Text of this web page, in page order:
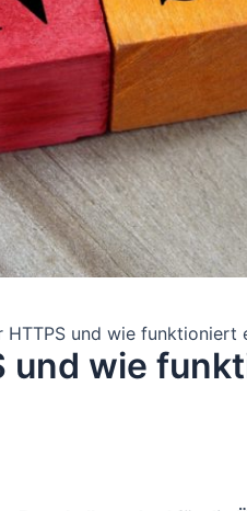
HTTPS und wie funktioniert
und wie